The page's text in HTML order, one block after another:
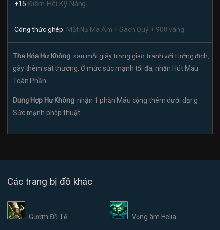
+15 Điểm Hồi Kỹ Năng
Công thức ghép: Mặt Nạ Ma Ám + Sách Quỷ + 900 vàng
Tha Hóa Hư Không: sau mỗi giây trong giao tranh với tướng địch,
gây thêm sát thương. Ở mức sức mạnh tối đa, nhận Hút Máu
Toàn Phần.
Dung Hợp Hư Không: nhận 1 phần Máu cộng thêm dưới dạng
Sức mạnh phép thuật.
Các trang bị đồ khác
Gươm Đồ Tể Vọng âm Helia